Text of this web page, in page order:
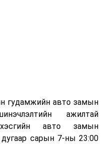
ашиглаж
хувьд шаталтын дараа
ашигт эрдсийг сэргээн
гудамжийн авто замын
ажилтай
хэсгийн авто замын
сарын 7-ны 23:00